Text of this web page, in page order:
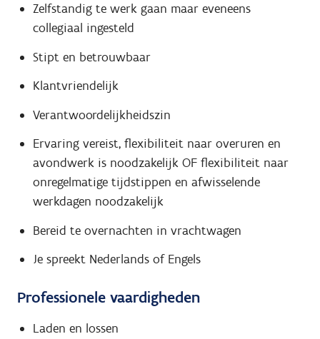
Zelfstandig te werk gaan maar eveneens
collegiaal ingesteld
Stipt en betrouwbaar
Klantvriendelijk
Verantwoordelijkheidszin
Ervaring vereist, flexibiliteit naar overuren en
avondwerk is noodzakelijk OF flexibiliteit naar
onregelmatige tijdstippen en afwisselende
werkdagen noodzakelijk
Bereid te overnachten in vrachtwagen
Je spreekt Nederlands of Engels
Professionele vaardigheden
Laden en lossen